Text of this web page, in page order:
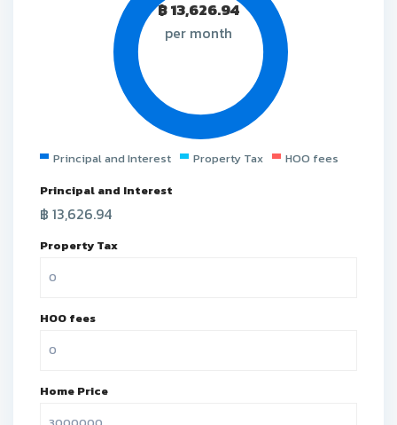
฿13,626.94
per month
Principal and Interest Property Tax
HOO fees
Principal and Interest
฿ 13,626.94
Property Tax
HOO fees
Home Price